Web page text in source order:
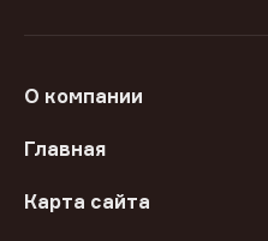
О компании
Главная
Карта сайта